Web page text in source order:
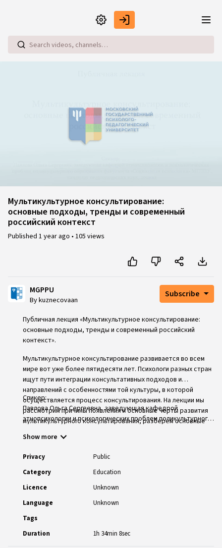
Мультикультурное консультирование:
основные подходы, тренды и современный
российский контекст
Published 1 year ago • 105 views
MGPPU
By kuznecovaan
Subscribe
Публичная лекция «Мультикультурное консультирование:
основные подходы, тренды и современный российский
контекст».
Мультикультурное консультирование развивается во всем
мире вот уже более пятидесяти лет. Психологи разных стран
ищут пути интеграции консультативных подходов и
направлений с особенностями той культуры, в которой
осуществляется процесс консультирования. На лекции мы
рассмотрим причины появления и основные черты развития
мультикультурного консультирования, разберем основные
направления и консультативные подходы, которые
эффективно применяются в разных культурах. Особое
внимание будет посвящено развитию мультикультурного
консультирования в современном российском
психотерапевтическом контексте. На примерах конкретных
российских кейсов мы рассмотрим основную специфику
Спикер:
Павлова Ольга Сергеевна, заведующая кафедрой
этнопсихологии и психологических проблем поликультурного
кандидат педагогических наук, доцент.
Show more
Privacy
Public
Category
Education
Licence
Unknown
Language
Unknown
Tags
Duration
1h 34min 8sec